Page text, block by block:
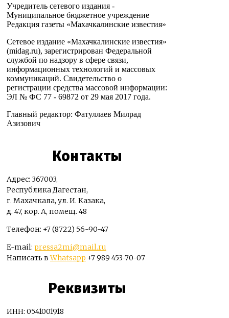
Учредитель сетевого издания -
Муниципальное бюджетное учреждение
Редакция газеты «Махачкалинские известия»
Сетевое издание «Махачкалинские известия»
(midag.ru), зарегистрирован Федеральной
службой по надзору в сфере связи,
информационных технологий и массовых
коммуникаций. Свидетельство о
регистрации средства массовой информации:
ЭЛ № ФС 77 - 69872 от 29 мая 2017 года.
Главный редактор: Фатуллаев Милрад
Азизович
Контакты
Адрес: 367003,
Республика Дагестан,
г. Махачкала, ул. И. Казака,
д. 47, кор. А, помещ. 48
Телефон: +7 (8722) 56-90-47
E-mail: pressa2mi@mail.ru
Написать вWhatsapp +7 989 453-70-07
Реквизиты
ИНН: 0541001918